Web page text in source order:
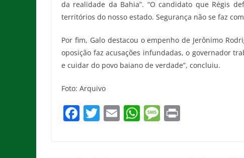
da realidade da Bahia”. “O candidato que Régis
territórios do nosso estado. Segurança não se faz
Por fim, Galo destacou o empenho de Jerônimo
oposição faz acusações infundadas, o governador
e cuidar do povo baiano de verdade”, concluiu.
Foto: Arquivo
F T E W M